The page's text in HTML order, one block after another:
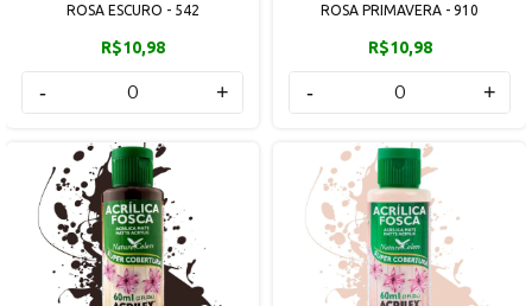
ROSA ESCURO - 542
R$10,98
- +
ROSA PRIMAVERA - 910
R$10,98
- +